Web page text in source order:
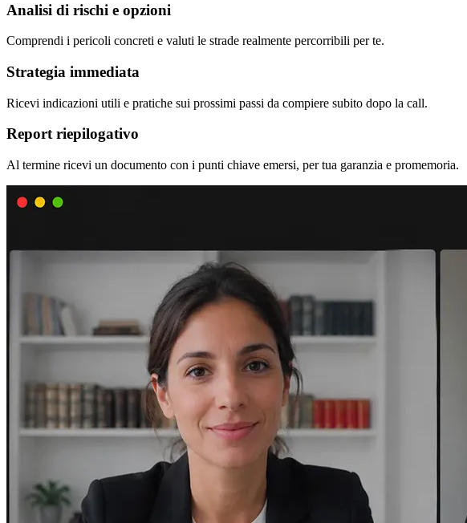
Analisi di rischi e opzioni
Comprendi i pericoli concreti e valuti le strade realmente percorribili per te.
Strategia immediata
Ricevi indicazioni utili e pratiche sui prossimi passi da compiere subito dopo la call.
Report riepilogativo
Al termine ricevi un documento con i punti chiave emersi, per tua garanzia e promemoria.